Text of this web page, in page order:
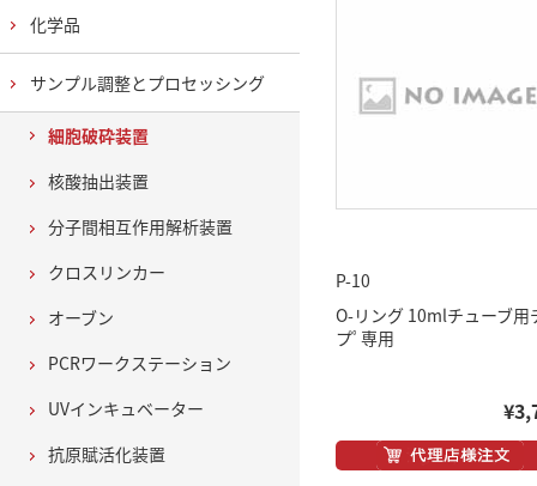
P-10
O-リング 10mlチューブ用
プﾟ専用
化学品
サンプル調整とプロセッシング
細胞破砕装置
核酸抽出装置
分子間相互作用解析装置
クロスリンカー
オーブン
PCRワークステーション
UVインキュベーター
抗原賦活化装置